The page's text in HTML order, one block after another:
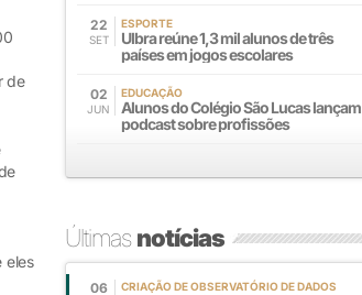
de
eles
22
SET
ESPORTE
Ulbra reúne 1,3 mil alunos de três
países em jogos escolares
02
JUN
EDUCAÇÃO
Alunos do Colégio São Lucas lançam
podcast sobre profissões
Últimasnotícias
06 CRIAÇÃO DE OBSERVATÓRIO DE DADOS